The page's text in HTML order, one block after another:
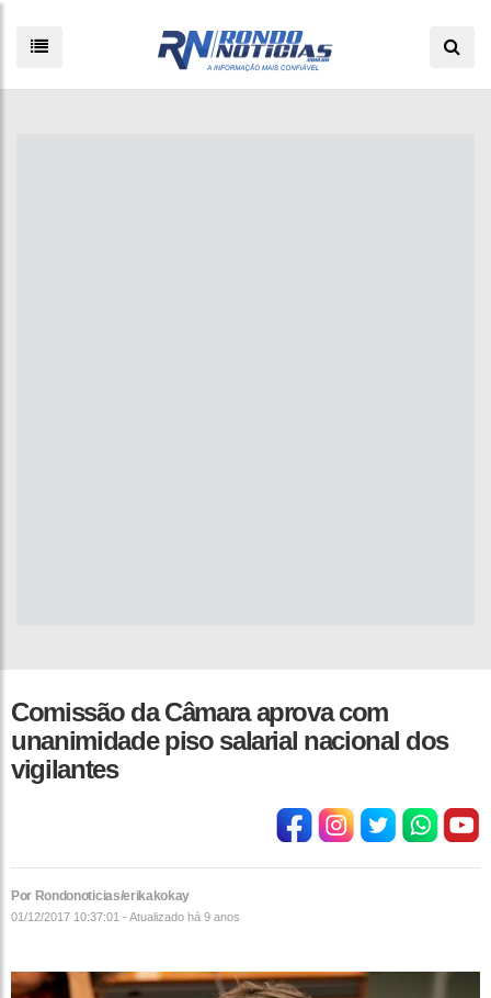
Comissão da Câmara aprova com
unanimidade piso salarial nacional dos
vigilantes
Por Rondonoticias/erikakokay
01/12/2017 10:37:01 - Atualizado há 9 anos